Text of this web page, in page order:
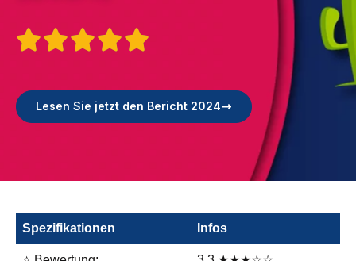

Lesen Sie jetzt den Bericht 2024
Spezifikationen Infos